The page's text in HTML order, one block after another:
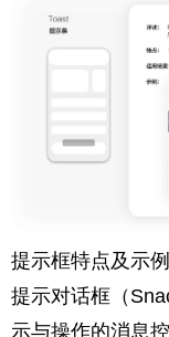
提示框特点及示例
提示对话框（
示与操作的消息